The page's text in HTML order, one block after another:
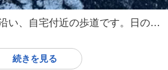
東京都稲城市多摩川沿い、自宅付近の歩道です。日の当たるところは溶けかけてる部分もありますが、全体的には凍った状態に感じます。動画撮影に数分外に出ましたが、手が冷たくなりました。
続きを見る